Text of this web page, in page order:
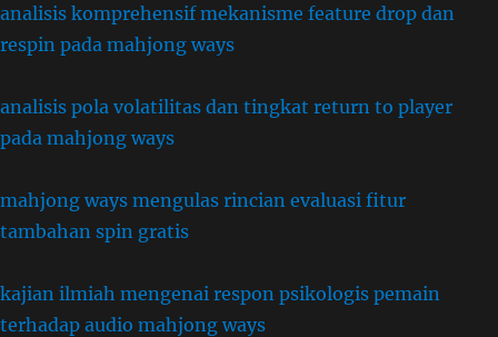
analisis komprehensif mekanisme feature drop dan
respin pada mahjong ways
analisis pola volatilitas dan tingkat return to player
pada mahjong ways
mahjong ways mengulas rincian evaluasi fitur
tambahan spin gratis
kajian ilmiah mengenai respon psikologis pemain
terhadap audio mahjong ways